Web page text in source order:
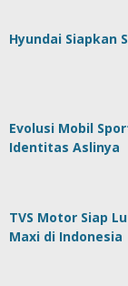
Hyundai Siapkan
Evolusi Mobil
Identitas Aslinya
TVS Motor Siap
Maxi di Indonesia